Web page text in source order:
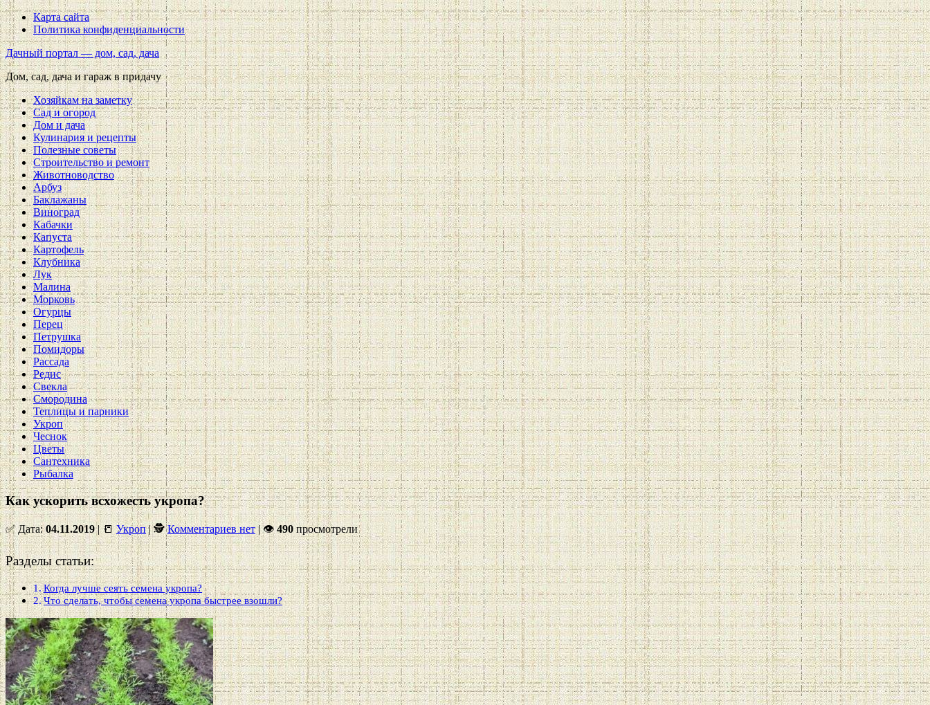
Карта сайта
Политика конфиденциальности
Дачный портал — дом, сад, дача
Дом, сад, дача и гараж в придачу
Хозяйкам на заметку
Сад и огород
Дом и дача
Кулинария и рецепты
Полезные советы
Строительство и ремонт
Животноводство
Арбуз
Баклажаны
Виноград
Кабачки
Капуста
Картофель
Клубника
Лук
Малина
Морковь
Огурцы
Перец
Петрушка
Помидоры
Рассада
Редис
Свекла
Смородина
Теплицы и парники
Укроп
Чеснок
Цветы
Сантехника
Рыбалка
Как ускорить всхожесть укропа?
✅ Дата:04.11.2019| 📒Укроп| 🕵Комментариев нет|👁490просмотрели
Разделы статьи:
Когда лучше сеять семена укропа?
Что сделать, чтобы семена укропа быстрее взошли?